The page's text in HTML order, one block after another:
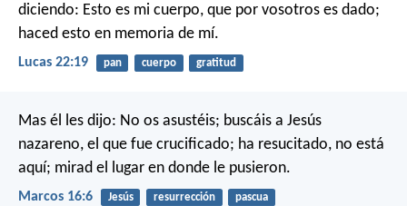
diciendo: Esto es mi cuerpo, que por vosotros es dado;
haced esto en memoria de mí.
Lucas 22:19 pan cuerpo gratitud
Mas él les dijo: No os asustéis; buscáis a Jesús
nazareno, el que fue crucificado; ha resucitado, no está
aquí; mirad el lugar en donde le pusieron.
Marcos 16:6 Jesús resurrección pascua